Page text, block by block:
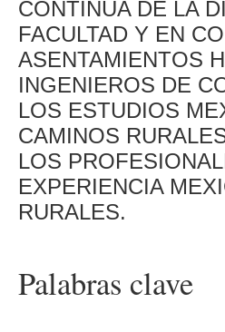
CONTINUA DE LA
FACULTAD Y EN
ASENTAMIENTOS
INGENIEROS DE
LOS ESTUDIOS
CAMINOS
LOS
EXPERIENCIA
RURALES.
Palabras clave